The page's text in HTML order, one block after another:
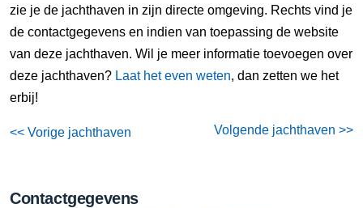
zie je de jachthaven in zijn directe omgeving. Rechts vind je
de contactgegevens en indien van toepassing de website
van deze jachthaven. Wil je meer informatie toevoegen over
deze jachthaven? Laat het even weten, dan zetten we het
erbij!
<< Vorige jachthaven Volgende jachthaven >>
Contactgegevens